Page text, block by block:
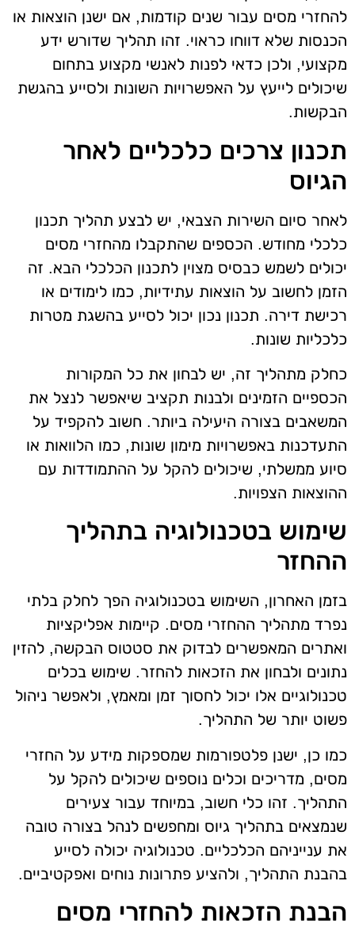
להחזרי מסים עבור שנים קודמות, אם ישנן הוצאות או
הכנסות שלא דווחו כראוי. זהו תהליך שדורש ידע
מקצועי, ולכן כדאי לפנות לאנשי מקצוע בתחום
שיכולים לייעץ על האפשרויות השונות ולסייע בהגשת
הבקשות.
תכנון צרכים כלכליים לאחר
הגיוס
לאחר סיום השירות הצבאי, יש לבצע תהליך תכנון
כלכלי מחודש. הכספים שהתקבלו מהחזרי מסים
יכולים לשמש כבסיס מצוין לתכנון הכלכלי הבא. זה
הזמן לחשוב על הוצאות עתידיות, כמו לימודים או
רכישת דירה. תכנון נכון יכול לסייע בהשגת מטרות
כלכליות שונות.
כחלק מתהליך זה, יש לבחון את כל המקורות
הכספיים הזמינים ולבנות תקציב שיאפשר לנצל את
המשאבים בצורה היעילה ביותר. חשוב להקפיד על
התעדכנות באפשרויות מימון שונות, כמו הלוואות או
סיוע ממשלתי, שיכולים להקל על ההתמודדות עם
ההוצאות הצפויות.
שימוש בטכנולוגיה בתהליך
ההחזר
בזמן האחרון, השימוש בטכנולוגיה הפך לחלק בלתי
נפרד מתהליך ההחזרי מסים. קיימות אפליקציות
ואתרים המאפשרים לבדוק את סטטוס הבקשה, להזין
נתונים ולבחון את הזכאות להחזר. שימוש בכלים
טכנולוגיים אלו יכול לחסוך זמן ומאמץ, ולאפשר ניהול
פשוט יותר של התהליך.
כמו כן, ישנן פלטפורמות שמספקות מידע על החזרי
מסים, מדריכים וכלים נוספים שיכולים להקל על
התהליך. זהו כלי חשוב, במיוחד עבור צעירים
שנמצאים בתהליך גיוס ומחפשים לנהל בצורה טובה
את ענייניהם הכלכליים. טכנולוגיה יכולה לסייע
בהבנת התהליך, ולהציע פתרונות נוחים ואפקטיביים.
הבנת הזכאות להחזרי מסים